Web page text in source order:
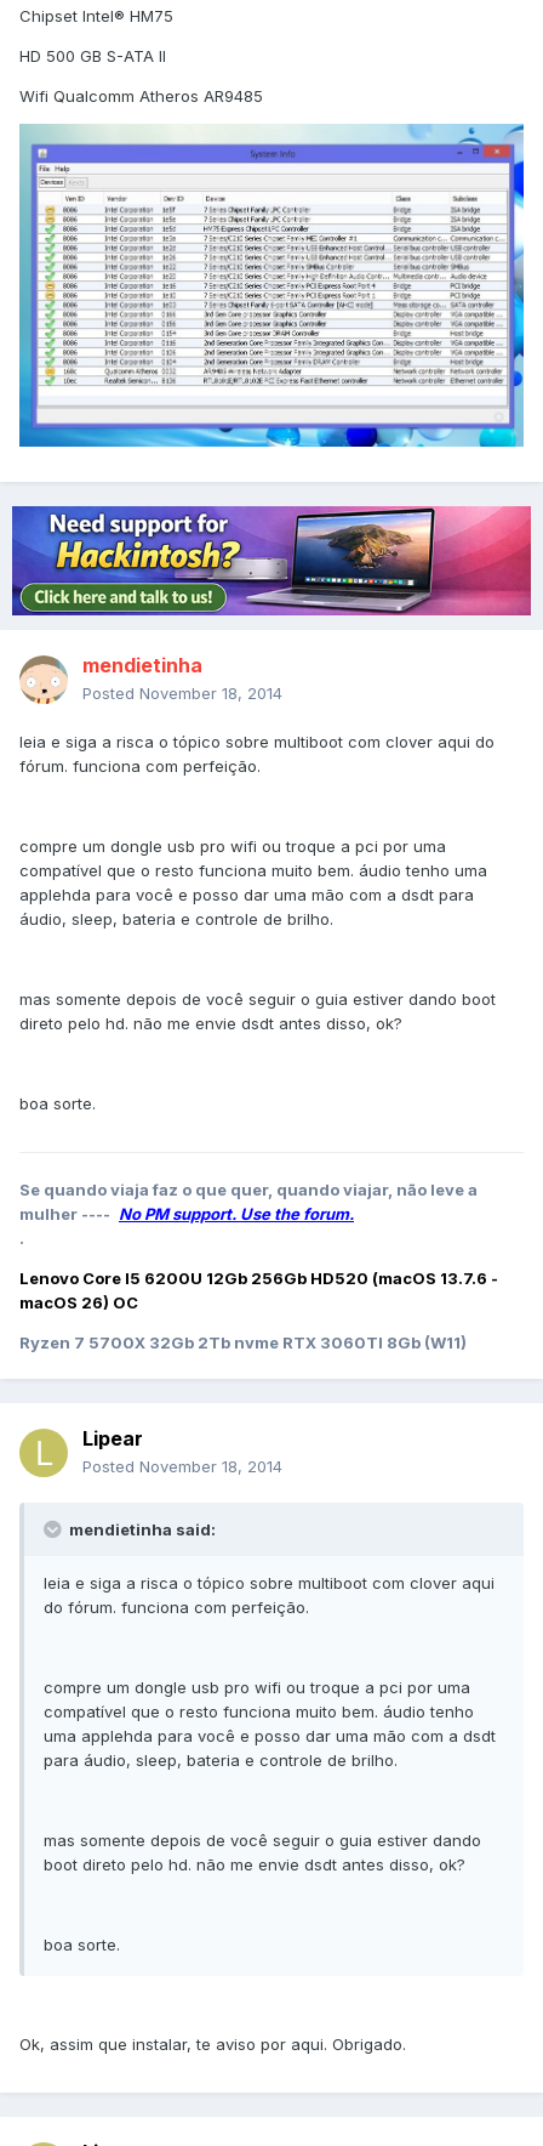
Chipset Intel® HM75
HD 500 GB S-ATA II
Wifi Qualcomm Atheros AR9485
mendietinha
Posted November 18, 2014
leia e siga a risca o tópico sobre multiboot com clover aqui do
fórum. funciona com perfeição.
compre um dongle usb pro wifi ou troque a pci por uma
compatível que o resto funciona muito bem. áudio tenho uma
applehda para você e posso dar uma mão com a dsdt para
áudio, sleep, bateria e controle de brilho.
mas somente depois de você seguir o guia estiver dando boot
direto pelo hd. não me envie dsdt antes disso, ok?
boa sorte.
Se quando viaja faz o que quer, quando viajar, não leve a
mulher ---- No PM support. Use the forum.
.
Lenovo Core I5 6200U 12Gb 256Gb HD520 (macOS 13.7.6 -
macOS 26) OC
Ryzen 7 5700X 32Gb 2Tb nvme RTX 3060TI 8Gb (W11)
Lipear
Posted November 18, 2014
mendietinha said:
leia e siga a risca o tópico sobre multiboot com clover aqui
do fórum. funciona com perfeição.
compre um dongle usb pro wifi ou troque a pci por uma
compatível que o resto funciona muito bem. áudio tenho
uma applehda para você e posso dar uma mão com a dsdt
para áudio, sleep, bateria e controle de brilho.
mas somente depois de você seguir o guia estiver dando
boot direto pelo hd. não me envie dsdt antes disso, ok?
boa sorte.
Ok, assim que instalar, te aviso por aqui. Obrigado.